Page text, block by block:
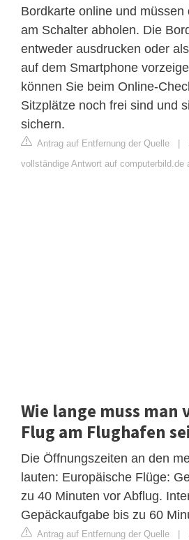
Bordkarte online und müssen
am Schalter abholen. Die
entweder ausdrucken oder
auf dem Smartphone
können Sie beim Online-
Sitzplätze noch frei sind und
sichern.
Antrag auf Entfernung der Quelle |
vollständige Antwort auf computerbild.de
Wie lange muss man
Flug am Flughafen
Die Öffnungszeiten an den
lauten: Europäische Flüge:
zu 40 Minuten vor Abflug.
Gepäckaufgabe bis zu 60
Antrag auf Entfernung der Quelle |